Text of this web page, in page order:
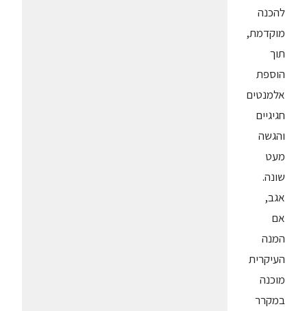
להכנה
מוקדמת,
תוך
הוספת
אלמנטים
חגיגיים
והגשה
מעט
שונה.
אגב,
אם
המנה
העיקרית
מוכנה
במקרר